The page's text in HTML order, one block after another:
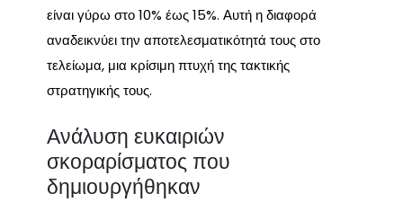
είναι γύρω στο 10% έως 15%. Αυτή η διαφορά
αναδεικνύει την αποτελεσματικότητά τους στο
τελείωμα, μια κρίσιμη πτυχή της τακτικής
στρατηγικής τους.
Ανάλυση ευκαιριών
σκοραρίσματος που
δημιουργήθηκαν